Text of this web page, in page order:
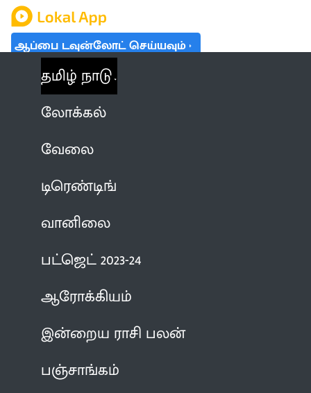
ஆப்பை டவுன்லோட் செய்யவும்
தமிழ் நாடு
லோக்கல்
வேலை
டிரெண்டிங்
வானிலை
பட்ஜெட் 2023-24
ஆரோக்கியம்
இன்றைய ராசி பலன்
பஞ்சாங்கம்